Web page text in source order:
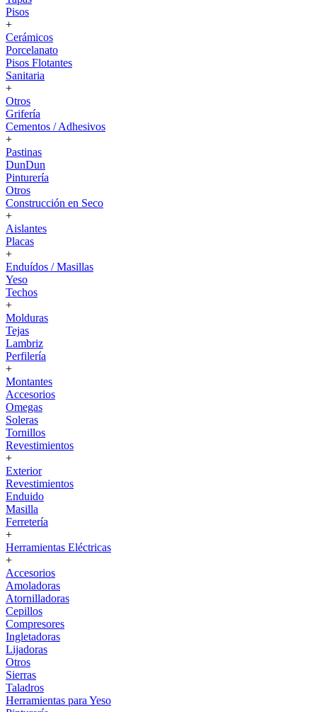
Pisos
+
Cerámicos
Porcelanato
Pisos Flotantes
Sanitaria
+
Otros
Grifería
Cementos / Adhesivos
+
Pastinas
DunDun
Pinturería
Otros
Construcción en Seco
+
Aislantes
Placas
+
Enduídos / Masillas
Yeso
Techos
+
Molduras
Tejas
Lambriz
Perfilería
+
Montantes
Accesorios
Omegas
Soleras
Tornillos
Revestimientos
+
Exterior
Revestimientos
Enduido
Masilla
Ferretería
+
Herramientas Eléctricas
+
Accesorios
Amoladoras
Atornilladoras
Cepillos
Compresores
Ingletadoras
Lijadoras
Otros
Sierras
Taladros
Herramientas para Yeso